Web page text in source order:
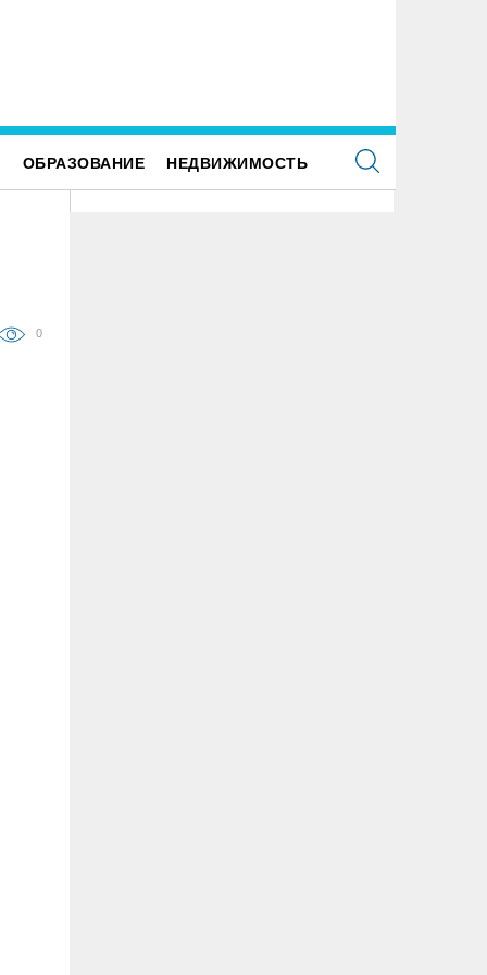
ОБРАЗОВАНИЕ НЕДВИЖИМОСТЬ
0